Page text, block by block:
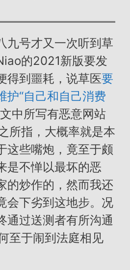
九号才又一次听到草
的2021新版要发
得到噩耗，说草医要
护“自己和自己消费
中所写有恶意网站
所指，大概率就是本
这些嘴炮，竟至于颇
是不惮以最坏的恶
的炒作的，然而我还
会下劣到这地步。况
通过送测者有所沟通
至于闹到法庭相见